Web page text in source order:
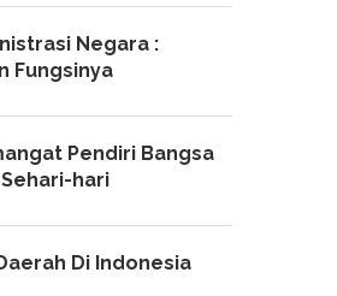
Negara :
Fungsinya
Pendiri Bangsa
hari
Di Indonesia